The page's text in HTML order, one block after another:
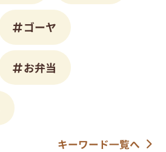
ゴーヤ
お弁当
キーワード一覧へ